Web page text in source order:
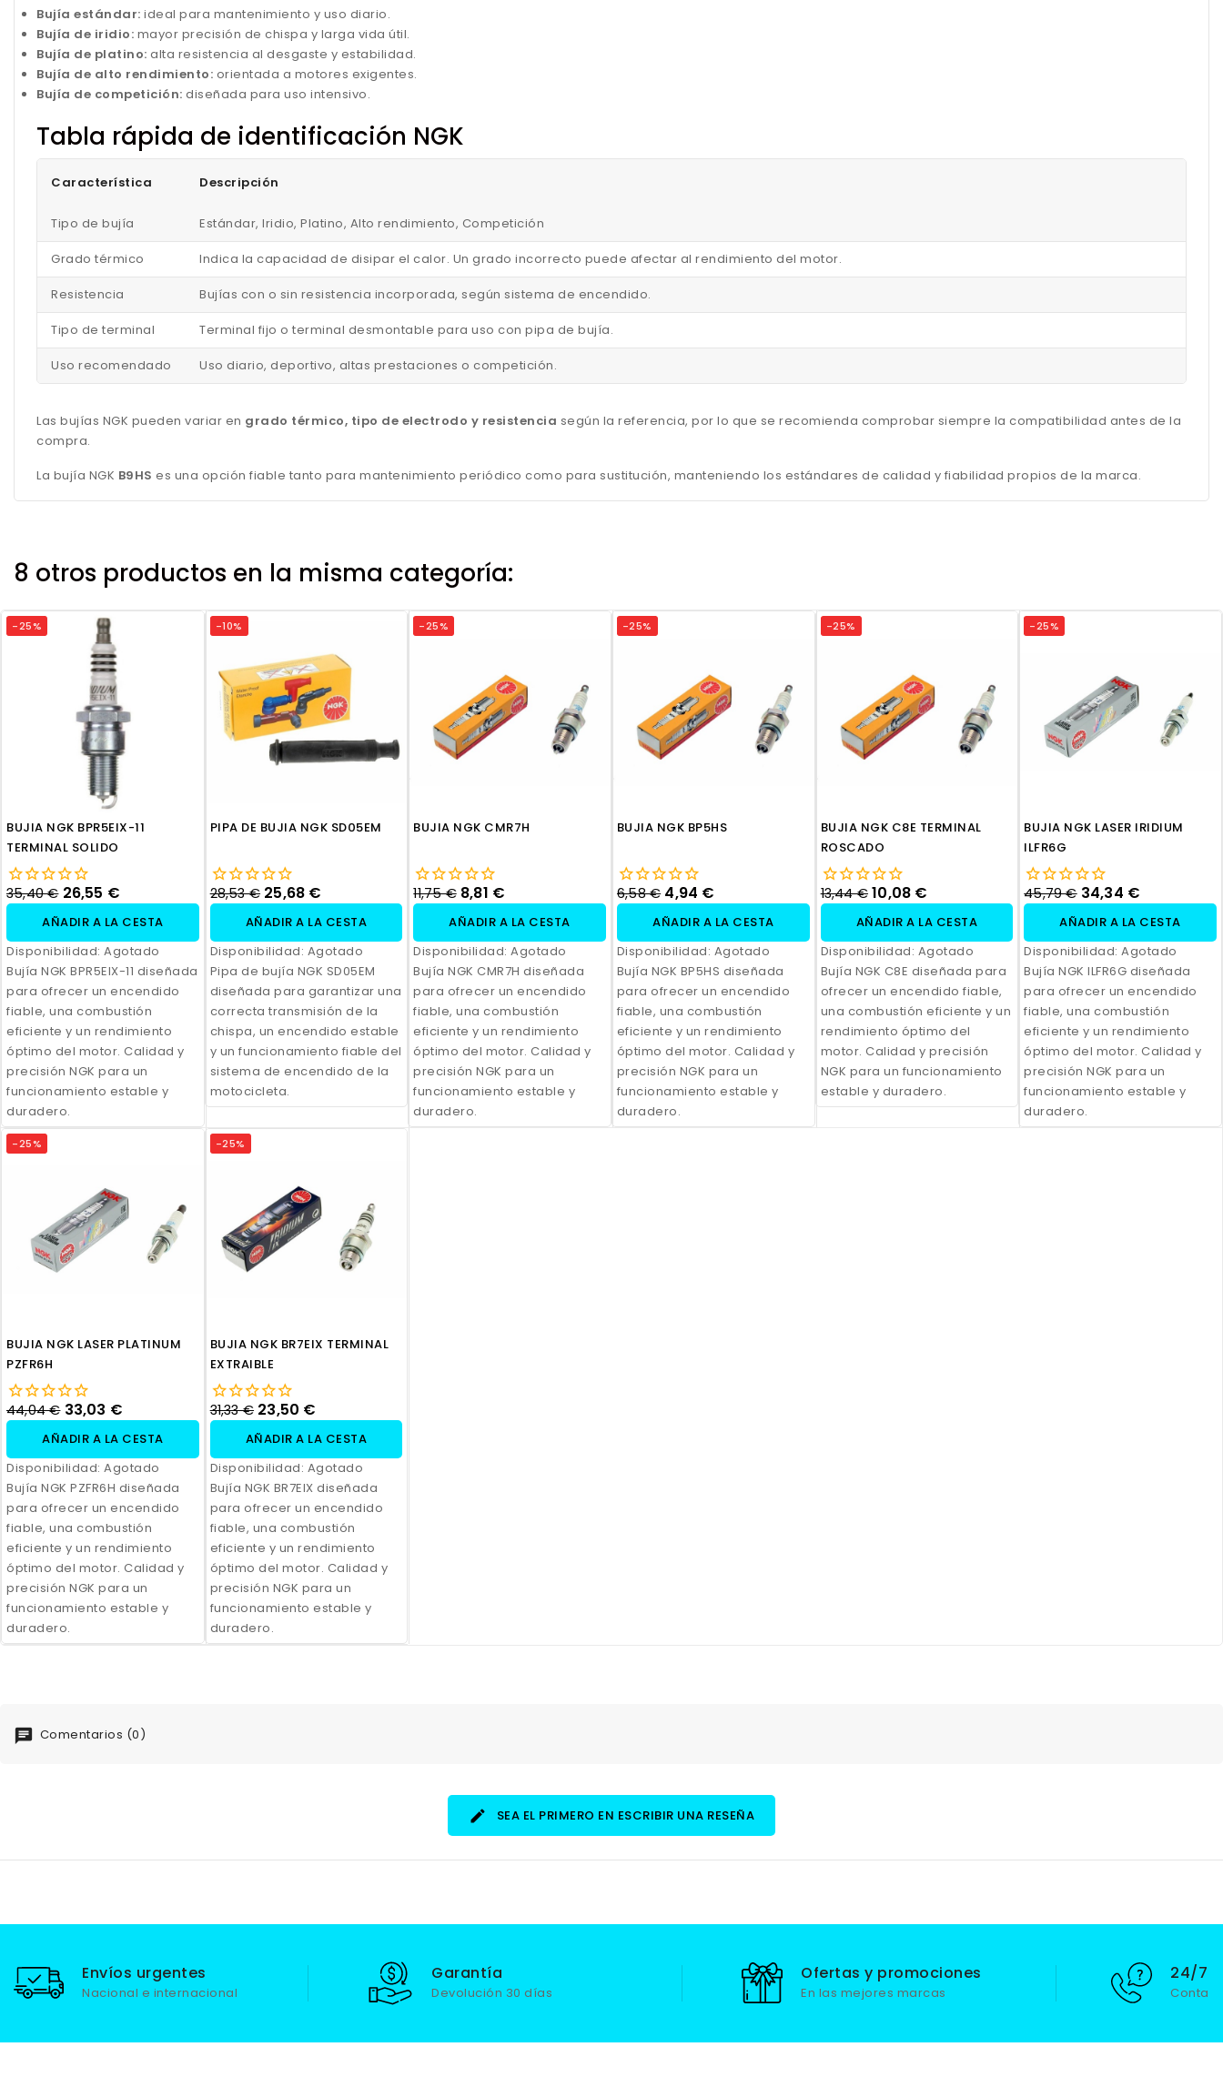
Bujía estándar: ideal para mantenimiento y uso diario.
Bujía de iridio: mayor precisión de chispa y larga vida útil.
Bujía de platino: alta resistencia al desgaste y estabilidad.
Bujía de alto rendimiento: orientada a motores exigentes.
Bujía de competición: diseñada para uso intensivo.
Tabla rápida de identificación NGK
Característica Descripción
Tipo de bujía Estándar, Iridio, Platino, Alto rendimiento, Competición
Grado térmico Indica la capacidad de disipar el calor. Un grado incorrecto puede afectar al rendimiento del motor.
Resistencia Bujías con o sin resistencia incorporada, según sistema de encendido.
Tipo de terminal Terminal fijo o terminal desmontable para uso con pipa de bujía.
Uso recomendado Uso diario, deportivo, altas prestaciones o competición.
Las bujías NGK pueden variar en grado térmico, tipo de electrodo y resistencia según la referencia, por lo que se recomienda comprobar siempre la compatibilidad antes de la
compra.
La bujía NGK B9HS es una opción fiable tanto para mantenimiento periódico como para sustitución, manteniendo los estándares de calidad y fiabilidad propios de la marca.
8 otros productos en la misma categoría:
-25%
BUJIA NGK BPR5EIX-11
TERMINAL SOLIDO
35,40 € 26,55 €
AÑADIR A LA CESTA
Disponibilidad: Agotado
Bujía NGK BPR5EIX-11 diseñada
para ofrecer un encendido
fiable, una combustión
eficiente y un rendimiento
óptimo del motor. Calidad y
precisión NGK para un
funcionamiento estable y
duradero.
-10%
PIPA DE BUJIA NGK SD05EM
28,53 € 25,68 €
AÑADIR A LA CESTA
Disponibilidad: Agotado
Pipa de bujía NGK SD05EM
diseñada para garantizar una
correcta transmisión de la
chispa, un encendido estable
y un funcionamiento fiable del
sistema de encendido de la
motocicleta.
-25%
BUJIA NGK CMR7H
11,75 € 8,81 €
AÑADIR A LA CESTA
Disponibilidad:Agotado
Bujía NGK CMR7H diseñada
para ofrecer un encendido
fiable, una combustión
eficiente y un rendimiento
óptimo del motor. Calidad y
precisión NGK para un
funcionamiento estable y
duradero.
-25%
BUJIA NGK BP5HS
6,58 € 4,94 €
AÑADIR A LA CESTA
Disponibilidad: Agotado
Bujía NGK BP5HS diseñada
para ofrecer un encendido
fiable, una combustión
eficiente y un rendimiento
óptimo del motor. Calidad y
precisión NGK para un
funcionamiento estable y
duradero.
-25%
BUJIA NGK C8E TERMINAL
ROSCADO
13,44 € 10,08 €
AÑADIR A LA CESTA
Disponibilidad: Agotado
Bujía NGK C8E diseñada para
ofrecer un encendido fiable,
una combustión eficiente y un
rendimiento óptimo del
motor. Calidad y precisión
NGK para un funcionamiento
estable y duradero.
-25%
BUJIA NGK LASER IRIDIUM
ILFR6G
45,79 € 34,34 €
AÑADIR A LA CESTA
Disponibilidad:Agotado
Bujía NGK ILFR6G diseñada
para ofrecer un encendido
fiable, una combustión
eficiente y un rendimiento
óptimo del motor. Calidad y
precisión NGK para un
funcionamiento estable y
duradero.
-25%
BUJIA NGK LASER PLATINUM
PZFR6H
44,04 € 33,03 €
AÑADIR A LA CESTA
Disponibilidad: Agotado
Bujía NGK PZFR6H diseñada
para ofrecer un encendido
fiable, una combustión
eficiente y un rendimiento
óptimo del motor. Calidad y
precisión NGK para un
funcionamiento estable y
duradero.
-25%
BUJIA NGK BR7EIX TERMINAL
EXTRAIBLE
31,33 € 23,50 €
AÑADIR A LA CESTA
Disponibilidad: Agotado
Bujía NGK BR7EIX diseñada
para ofrecer un encendido
fiable, una combustión
eficiente y un rendimiento
óptimo del motor. Calidad y
precisión NGK para un
funcionamiento estable y
duradero.
Comentarios (0)
SEA EL PRIMERO EN ESCRIBIR UNA RESEÑA
Envíos urgentes
Nacional e internacional
Garantía
Devolución 30 días
Ofertas y promociones
En las mejores marcas
24/7